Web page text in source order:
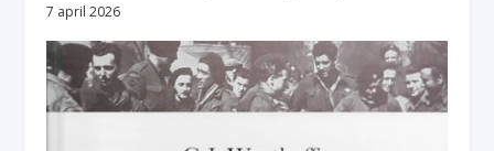
7 april 2026